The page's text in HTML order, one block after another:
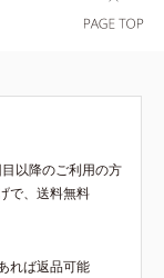
以降のご利用の方
で、送料無料
れば返品可能